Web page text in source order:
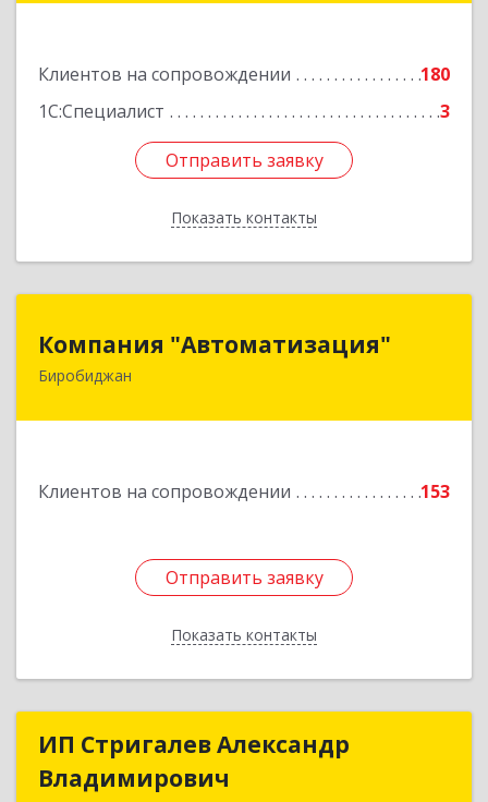
Клиентов на сопровождении
180
1С:Специалист
3
Отправить заявку
Показать контакты
Отправить заявку
Назад
Компания "Автоматизация"
Биробиджан
Клиентов на сопровождении 153
Отправить заявку
Показать контакты
679016, Еврейская Аобл, Биробиджан г,
Отправить заявку
Назад
ИП Стригалев Александр
Владимирович
ИП Стригалев Александр